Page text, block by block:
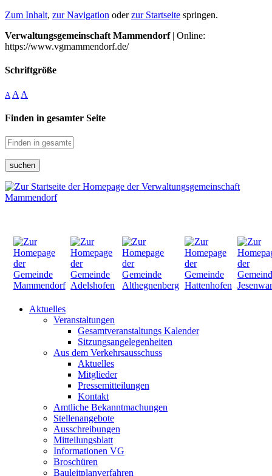
Zum Inhalt, zur Navigation oderzur Startseite springen.
Verwaltungsgemeinschaft Mammendorf| Online:
https://www.vgmammendorf.de/
Schriftgröße
A A A
Finden in gesamter Seite
suchen
Aktuelles
Veranstaltungen
Gesamtveranstaltungs Kalender
Sitzungsangelegenheiten
Aus dem Verkehrsausschuss
Aktuelles
Mitglieder
Pressemitteilungen
Kontakt
Amtliche Bekanntmachungen
Stellenangebote
Ausschreibungen
Mitteilungsblatt
Informationen VG
Broschüren
Bauleitplanverfahren